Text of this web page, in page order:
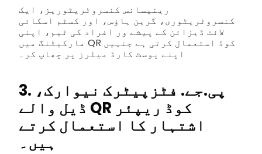
رینیسانس کنسروٹریٹوریز، ایک
کنسروٹریٹوری، گرین ہاؤس، اور کسٹم اسکائی
لائٹ ڈیزائن کے پیشے ور افراد کی ٹیم، اپنی
مارکیٹنگ میں QR کوڈ استعمال کرتی ہے جنہیں
اپنے پوسٹ کارڈ میلرز پر چھاپ کر۔
3. پی.جے. فٹزپیٹرک نیوارک،
ڈیل والے QR کوڈ ریپئر
اشتہار کا استعمال کرتے
ہیں۔